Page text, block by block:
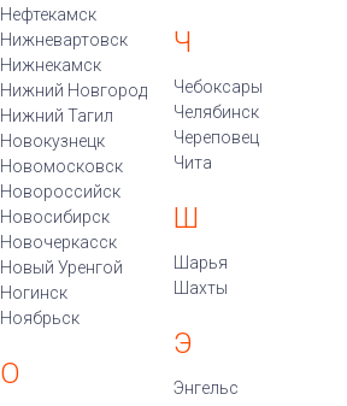
Нефтекамск
Нижневартовск
Нижнекамск
Нижний Новгород
Нижний Тагил
Новокузнецк
Новомосковск
Новороссийск
Новосибирск
Новочеркасск
Новый Уренгой
Ногинск
Ноябрьск
О
Ч
Чебоксары
Челябинск
Череповец
Чита
Ш
Шарья
Шахты
Э
Энгельс